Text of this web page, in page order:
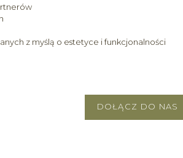
z myślą o estetyce i funkcjonalności
DOŁĄCZ DO NAS